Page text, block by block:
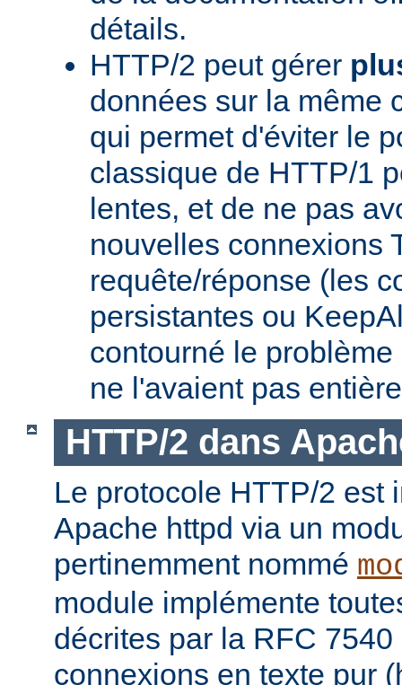
détails.
HTTP/2 peut gérer
données sur la même
qui permet d'éviter le
classique de HTTP/1
lentes, et de ne pas
nouvelles connexions
requête/réponse (les
persistantes ou
contourné le
ne l'avaient pas
HTTP/2 dans
Le protocole HTTP/2 est
Apache httpd via un
pertinemment nommé
module implémente
décrites par la RFC
connexions en texte pur